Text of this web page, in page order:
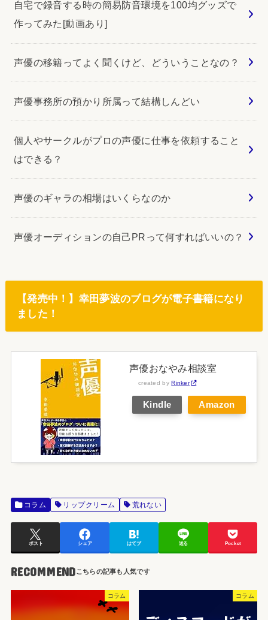
自宅で録音する時の簡易防音環境を100均グッズで
作ってみた[動画あり]
声優の移籍ってよく聞くけど、どういうことなの？
声優事務所の預かり所属って結構しんどい
個人やサークルがプロの声優に仕事を依頼すること
はできる？
声優のギャラの相場はいくらなのか
声優オーディションの自己PRって何すればいいの？
【発売中！】幸田夢波のブログが電子書籍になり
ました！
声優おなやみ相談室
created byRinker
Kindle Amazon
コラム リップクリーム 荒れない
ポスト シェア はてブ 送る Pocket
RECOMMEND
コラム コラム